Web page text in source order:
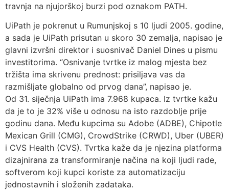
travnja na njujorškoj burzi pod oznakom PATH.
UiPath je pokrenut u Rumunjskoj s 10 ljudi 2005. godine,
a sada je UiPath prisutan u skoro 30 zemalja, napisao je
glavni izvršni direktor i suosnivač Daniel Dines u pismu
investitorima. “Osnivanje tvrtke iz malog mjesta bez
tržišta ima skrivenu prednost: prisiljava vas da
razmišljate globalno od prvog dana”, napisao je.
Od 31. siječnja UiPath ima 7.968 kupaca. Iz tvrtke kažu
da je to je 32% više u odnosu na isto razdoblje prije
godinu dana. Među kupcima su Adobe (ADBE), Chipotle
Mexican Grill (CMG), CrowdStrike (CRWD), Uber (UBER)
i CVS Health (CVS). Tvrtka kaže da je njezina platforma
dizajnirana za transformiranje načina na koji ljudi rade,
softverom koji kupci koriste za automatizaciju
jednostavnih i složenih zadataka.